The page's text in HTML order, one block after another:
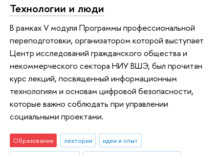
Технологии и люди
В рамках V модуля Программы профессиональной
переподготовки, организатором которой выступает
Центр исследований гражданского общества и
некоммерческого сектора НИУ ВШЭ, был прочитан
курс лекций, посвященный информационным
технологиям и основам цифровой безопасности,
которые важно соблюдать при управлении
социальными проектами.
Образование лектории
идеи и опыт